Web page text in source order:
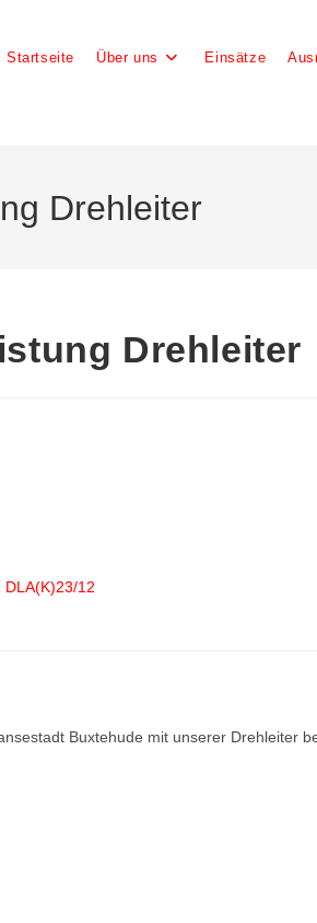
Startseite Über uns Einsätze
Drehleiter
Drehleiter
DLA(K)23/12
Buxtehude mit unserer Drehleiter